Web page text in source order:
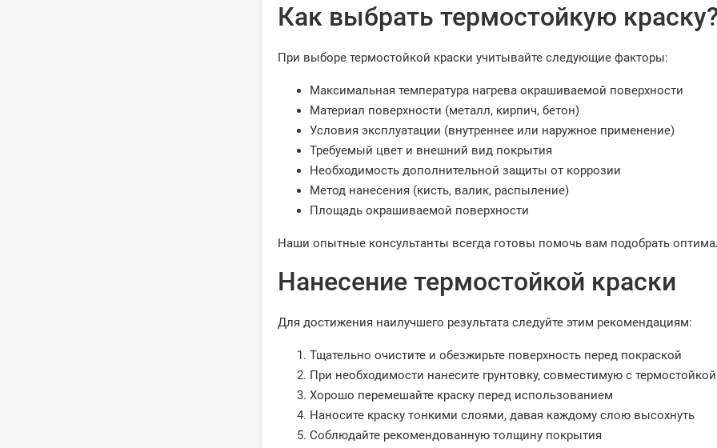
Как выбрать термостойкую
При выборе термостойкой краски учитывайте следующие факторы:
Максимальная температура нагрева окрашиваемой поверхности
Материал поверхности (металл, кирпич, бетон)
Условия эксплуатации (внутреннее или наружное применение)
Требуемый цвет и внешний вид покрытия
Необходимость дополнительной защиты от коррозии
Метод нанесения (кисть, валик, распыление)
Площадь окрашиваемой поверхности
Наши опытные консультанты всегда готовы помочь вам подобрать
Нанесение термостойкой краски
Для достижения наилучшего результата следуйте этим рекомендациям:
Тщательно очистите и обезжирьте поверхность перед покраской
При необходимости нанесите грунтовку, совместимую с
Хорошо перемешайте краску перед использованием
Наносите краску тонкими слоями, давая каждому слою высохнуть
Соблюдайте рекомендованную толщину покрытия